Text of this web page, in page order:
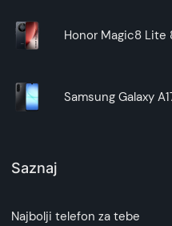
Honor Magic8 Lite
Samsung Galaxy
Saznaj
Najbolji telefon za tebe